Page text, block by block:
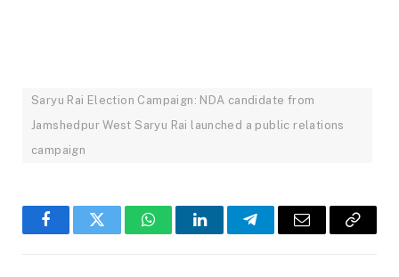
Saryu Rai Election Campaign: NDA candidate from
Jamshedpur West Saryu Rai launched a public relations
campaign
FacebookTwitter WhatsAppLinkedInTelegramEmail
Copy